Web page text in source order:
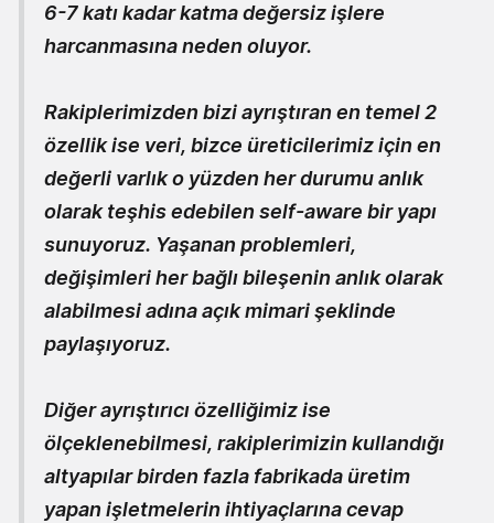
6-7 katı kadar katma değersiz işlere
harcanmasına neden oluyor.
Rakiplerimizden bizi ayrıştıran en temel 2
özellik ise veri, bizce üreticilerimiz için en
değerli varlık o yüzden her durumu anlık
olarak teşhis edebilen self-aware bir yapı
sunuyoruz. Yaşanan problemleri,
değişimleri her bağlı bileşenin anlık olarak
alabilmesi adına açık mimari şeklinde
paylaşıyoruz.
Diğer ayrıştırıcı özelliğimiz ise
ölçeklenebilmesi, rakiplerimizin kullandığı
altyapılar birden fazla fabrikada üretim
yapan işletmelerin ihtiyaçlarına cevap